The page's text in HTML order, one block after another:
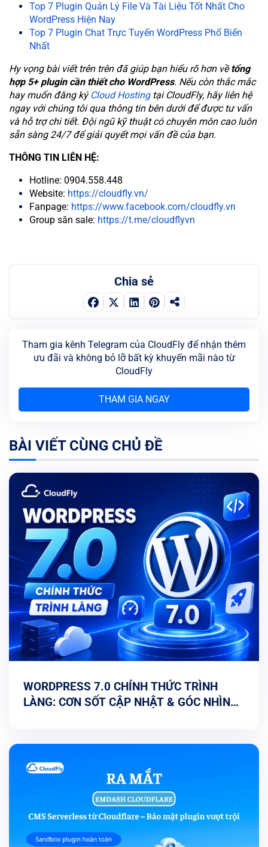
Top 7 Plugin Quản Lý File Và Tài Liệu Tốt Nhất Cho
WordPress Hiện Nay
Top 7 Plugin Chat Trực Tuyến WordPress Phổ Biến
Nhất
Hy vọng bài viết trên trên đã giúp bạn hiểu rõ hơn vềtổng
hợp 5+ plugin cần thiết cho WordPress. Nếu còn thắc mắc
hay muốn đăng ký Cloud Hostingtại CloudFly, hãy liên hệ
ngay với chúng tôi qua thông tin bên dưới để được tư vấn
và hỗ trợ chi tiết. Đội ngũ kỹ thuật có chuyên môn cao luôn
sẵn sàng 24/7 để giải quyết mọi vấn đề của bạn.
THÔNG TIN LIÊN HỆ:
Hotline: 0904.558.448
Website: https://cloudfly.vn/
Fanpage: https://www.facebook.com/cloudfly.vn
Group săn sale: https://t.me/cloudflyvn
Chia sẻ
Tham gia kênh Telegram của CloudFly để nhận thêm
ưu đãi và không bỏ lỡ bất kỳ khuyến mãi nào từ
CloudFly
THAM GIA NGAY
BÀI VIẾT CÙNG CHỦ ĐỀ
WORDPRESS 7.0 CHÍNH THỨC TRÌNH
LÀNG: CƠN SỐT CẬP NHẬT & GÓC NHÌN